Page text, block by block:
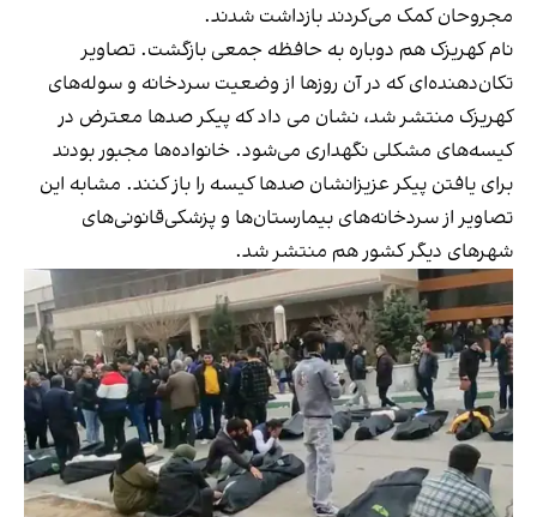
مجروحان کمک می‌کردند بازداشت شدند.
نام کهریزک هم دوباره به حافظه جمعی بازگشت. تصاویر
تکان‌دهنده‌ای که در آن روزها از وضعیت سردخانه و سوله‌های
کهریزک منتشر شد، نشان می داد که پیکر صدها معترض در
کیسه‌های مشکلی نگهداری می‌شود. خانواده‌ها مجبور بودند
برای یافتن پیکر عزیزانشان صدها کیسه را باز کنند. مشابه این
تصاویر از سردخانه‌های بیمارستان‌ها و پزشکی‌قانونی‌های
شهرهای دیگر کشور هم منتشر شد.